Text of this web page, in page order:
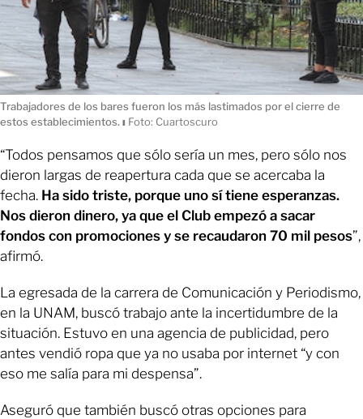
Trabajadores de los bares fueron los más lastimados por el cierre de
estos establecimientos. ı Foto: Cuartoscuro
“Todos pensamos que sólo sería un mes, pero sólo nos
dieron largas de reapertura cada que se acercaba la
fecha. Ha sido triste, porque uno sí tiene esperanzas.
Nos dieron dinero, ya que el Club empezó a sacar
fondos con promociones y se recaudaron 70 mil pesos”,
afirmó.
La egresada de la carrera de Comunicación y Periodismo,
en la UNAM, buscó trabajo ante la incertidumbre de la
situación. Estuvo en una agencia de publicidad, pero
antes vendió ropa que ya no usaba por internet “y con
eso me salía para mi despensa”.
Aseguró que también buscó otras opciones para